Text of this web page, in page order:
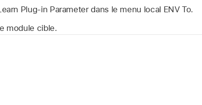
Plug-in Parameter dans le menu local ENV To.
module cible.